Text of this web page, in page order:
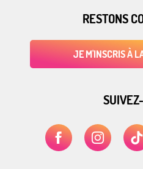
RESTONS
JE M'INSCRIS À